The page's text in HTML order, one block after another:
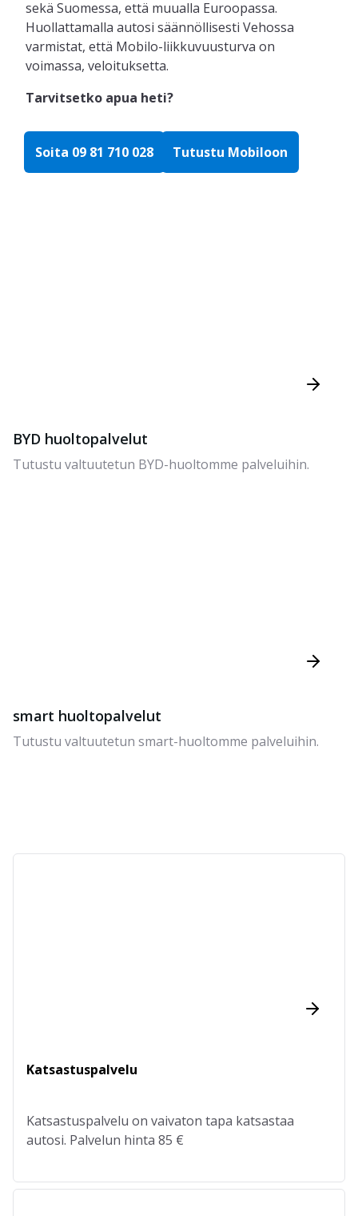
sekä Suomessa, että muualla Euroopassa.
Huollattamalla autosi säännöllisesti Vehossa
varmistat, että Mobilo-liikkuvuusturva on
voimassa, veloituksetta.
Tarvitsetko apua heti?
Soita 09 81 710 028 Tutustu Mobiloon
BYD huoltopalvelut
Tutustu valtuutetun BYD-huoltomme palveluihin.
smart huoltopalvelut
Tutustu valtuutetun smart-huoltomme palveluihin.
Katsastuspalvelu
Katsastuspalvelu on vaivaton tapa katsastaa
autosi. Palvelun hinta 85 €